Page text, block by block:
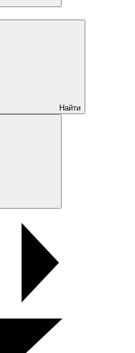
Найти